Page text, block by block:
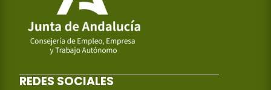
REDES SOCIALES